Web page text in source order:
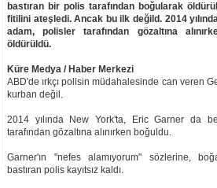
bastıran bir polis tarafından boğularak
fitilini ateşledi. Ancak bu ilk değild. 2014
adam, polisler tarafından gözaltına
öldürüldü.
Küre Medya / Haber Merkezi
ABD'de ırkçı polisin müdahalesinde can veren
kurban değil.
2014 yılında New York'ta, Eric Garner da
tarafından gözaltına alınırken boğuldu.
Garner'ın "nefes alamıyorum" sözlerine,
bastıran polis kayıtsız kaldı.